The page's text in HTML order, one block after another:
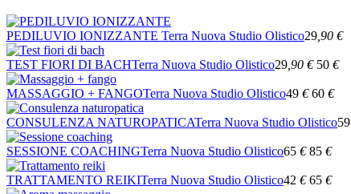
PEDILUVIO IONIZZANTE Terra Nuova Studio Olistico29 ,90 €
TEST FIORI DI BACHTerra Nuova Studio Olistico29 ,90 € 50 €
MASSAGGIO + FANGOTerra Nuova Studio Olistico49 € 60 €
CONSULENZA NATUROPATICATerra Nuova Studio Olistico59
SESSIONE COACHINGTerra Nuova Studio Olistico65 € 85 €
TRATTAMENTO REIKITerra Nuova Studio Olistico42 € 65 €